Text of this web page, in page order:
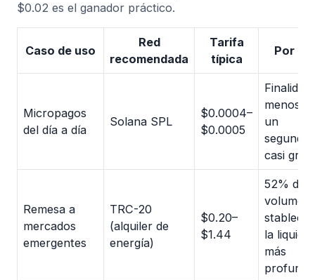
$0.02 es el ganador práctico.
Caso de uso
Red
recomendada
Tarifa
típica
Por
Micropagos
del día a día
Solana SPL
$0.0004–
$0.0005
Finalidad
menos
un
segundo,
casi
Remesa a
mercados
emergentes
TRC-20
(alquiler de
energía)
$0.20–
$1.44
52% del
volumen
la
más
profunda